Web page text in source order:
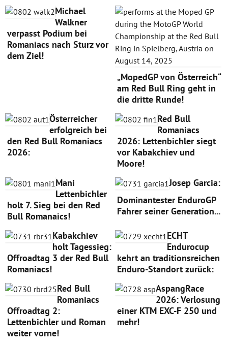
Michael
Walkner
verpasst Podium bei
Romaniacs nach Sturz vor
dem Ziel!
„MopedGP von Österreich“
am Red Bull Ring geht in
die dritte Runde!
Österreicher
erfolgreich bei
den Red Bull Romaniacs
2026:
Red Bull
Romaniacs
2026: Lettenbichler siegt
vor Kabakchiev und
Moore!
Mani
Lettenbichler
holt 7. Sieg bei den Red
Bull Romanaics!
Josep Garcia:
Dominantester EnduroGP
Fahrer seiner Generation...
Kabakchiev
holt Tagessieg:
Offroadtag 3 der Red Bull
Romaniacs!
ECHT
Endurocup
kehrt an traditionsreichen
Enduro-Standort zurück:
Red Bull
Romaniacs
Offroadtag 2:
Lettenbichler und Roman
weiter vorne!
AspangRace
2026: Verlosung
einer KTM EXC-F 250 und
mehr!